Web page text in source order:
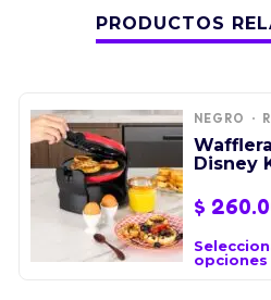
PRODUCTOS
NEGRO
Disney
$
opciones